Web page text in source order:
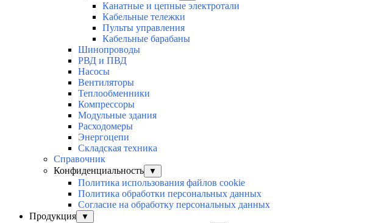
Канатные и цепные электротали
Кабельные тележки
Пульты управления
Кабельные барабаны
Шинопроводы
РВД и ПВД
Насосы
Вентиляторы
Теплообменники
Компрессоры
Модульные здания
Расходомеры
Энергоцепи
Складская техника
Справочник
Конфиденциальность
▼
Политика использования файлов cookie
Политика обработки персональных данных
Согласие на обработку персональных данных
Продукция
▼